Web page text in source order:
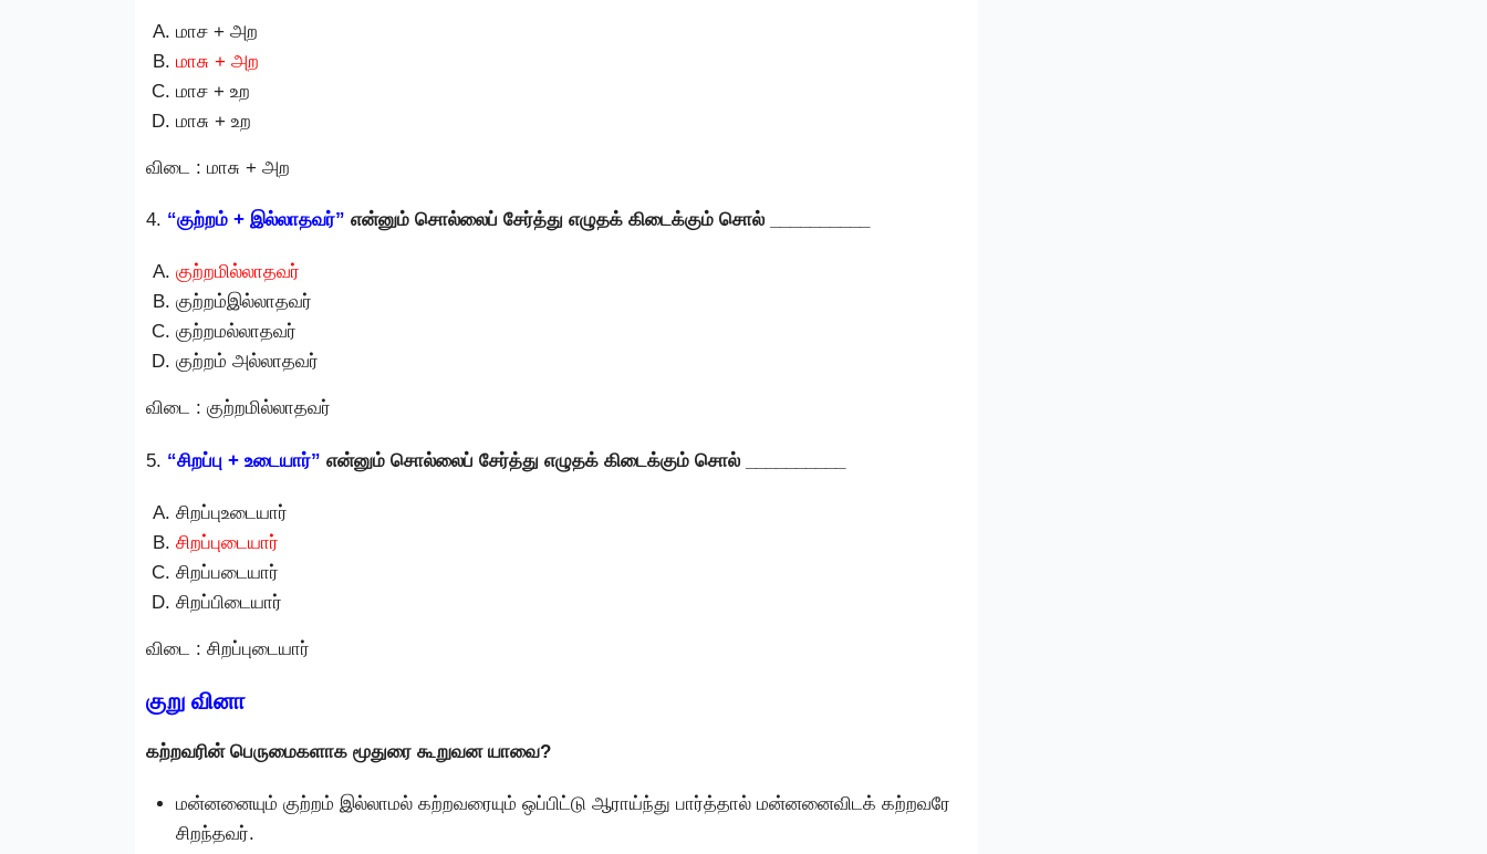
மாச + அற
மாசு + அற
மாச + உற
மாசு + உற
விடை : மாசு + அற
4. “குற்றம் + இல்லாதவர்” என்னும் சொல்லைப் சேர்த்து எழுதக் கிடைக்கும் சொல் __________
குற்றமில்லாதவர்
குற்றம்இல்லாதவர்
குற்றமல்லாதவர்
குற்றம் அல்லாதவர்
விடை : குற்றமில்லாதவர்
5. “சிறப்பு + உடையார்” என்னும் சொல்லைப் சேர்த்து எழுதக் கிடைக்கும் சொல் __________
சிறப்புஉடையார்
சிறப்புடையார்
சிறப்படையார்
சிறப்பிடையார்
விடை : சிறப்புடையார்
குறு வினா
கற்றவரின் பெருமைகளாக மூதுரை கூறுவன யாவை?
மன்னனையும் குற்றம் இல்லாமல் கற்றவரையும் ஒப்பிட்டு ஆராய்ந்து பார்த்தால் மன்னனைவிடக் கற்றவரே
சிறந்தவர்.